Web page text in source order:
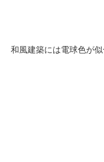
和風建築には電球色が